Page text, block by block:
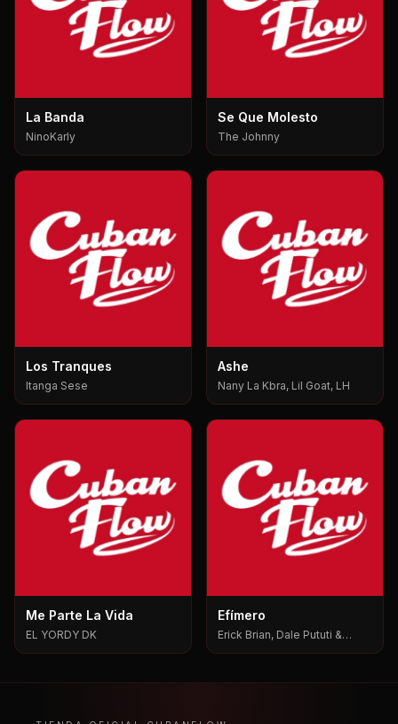
La Banda
NinoKarly
Se Que Molesto
The Johnny
Los Tranques
Itanga Sese
Ashe
Nany La Kbra, Lil Goat, LH
Me Parte La Vida
EL YORDY DK
Efímero
Erick Brian, Dale Pututi &